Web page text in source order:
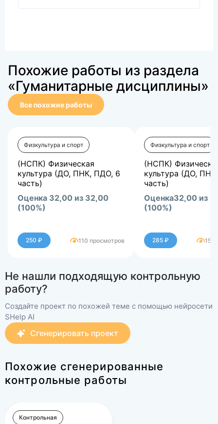
Похожие работы из раздела
«Гуманитарные дисциплины»
Все похожие работы
Физкультура и спорт
(НСПК) Физическая
культура (ДО, ПНК, ПДО, 6
часть)
Оценка 32,00 из 32,00
(100%)
250 ₽ 110 просмотров
Физкультура и спорт
(НСПК)
культура (ДО,
часть)
Оценка32,00 из
(100%)
285 ₽ 157
Не нашли подходящую контрольную
работу?
Создайте проект по похожей теме с помощью нейросети
SHelp AI
Сгенерировать проект
Похожие сгенерированные
контрольные работы
Контрольная